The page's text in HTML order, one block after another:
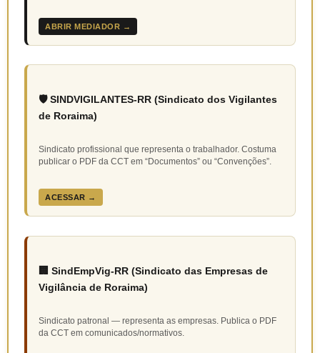
ABRIR MEDIADOR →
🛡️ SINDVIGILANTES-RR (Sindicato dos Vigilantes
de Roraima)
Sindicato profissional que representa o trabalhador. Costuma
publicar o PDF da CCT em “Documentos” ou “Convenções”.
ACESSAR →
🏢 SindEmpVig-RR (Sindicato das Empresas de
Vigilância de Roraima)
Sindicato patronal — representa as empresas. Publica o PDF
da CCT em comunicados/normativos.